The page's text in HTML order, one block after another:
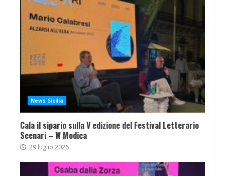
News Sicilia
Cala il sipario sulla V edizione del Festival Letterario
Scenari – W Modica
29 luglio 2026